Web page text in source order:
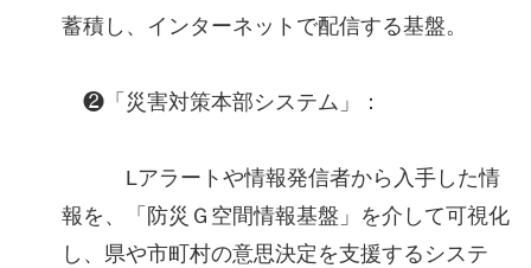
蓄積し、インターネットで配信する基盤。
❷「災害対策本部システム」：
Lアラートや情報発信者から入手した情
報を、「防災Ｇ空間情報基盤」を介して可視化
し、県や市町村の意思決定を支援するシステ